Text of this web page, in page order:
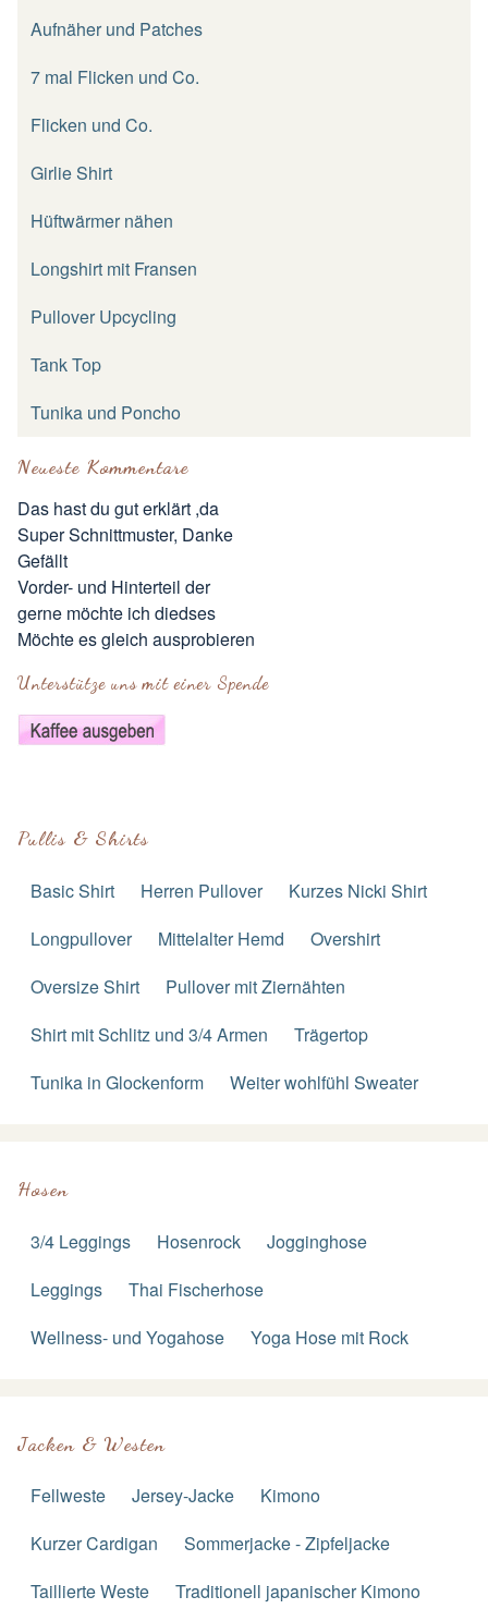
Aufnäher und Patches
7 mal Flicken und Co.
Flicken und Co.
Girlie Shirt
Hüftwärmer nähen
Longshirt mit Fransen
Pullover Upcycling
Tank Top
Tunika und Poncho
Neueste Kommentare
Das hast du gut erklärt ,da
Super Schnittmuster, Danke
Gefällt
Vorder- und Hinterteil der
gerne möchte ich diedses
Möchte es gleich ausprobieren
Unterstütze uns mit einer Spende
Pullis & Shirts
Basic Shirt Herren Pullover
Kurzes Nicki Shirt
Longpullover
Mittelalter Hemd
Overshirt
Oversize Shirt
Pullover mit Ziernähten
Shirt mit Schlitz und 3/4 Armen
Trägertop
Tunika in Glockenform
Weiter wohlfühl Sweater
Hosen
3/4 Leggings Hosenrock
Jogginghose
Leggings
Thai Fischerhose
Wellness- und Yogahose
Yoga Hose mit Rock
Jacken & Westen
Fellweste Jersey-Jacke
Kimono
Kurzer Cardigan
Sommerjacke - Zipfeljacke
Taillierte Weste
Traditionell japanischer Kimono